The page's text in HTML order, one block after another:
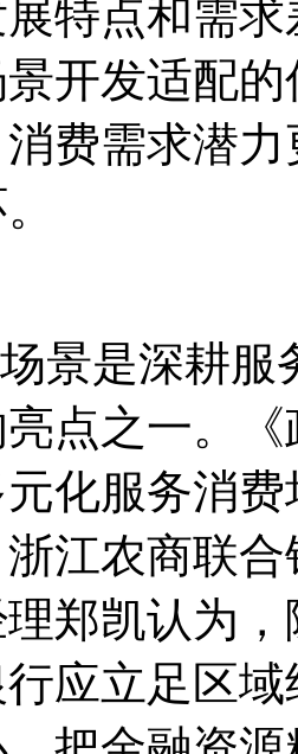
特点和需
开发适配
费需求潜
景是深耕服
点之一。
化服务消
江农商联
郑凯认为
应立足区